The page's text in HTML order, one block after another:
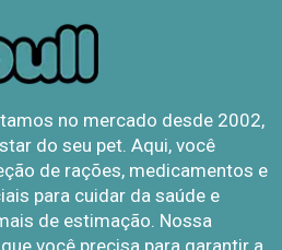
no mercado desde 2002,
do seu pet. Aqui, você
de rações, medicamentos e
para cuidar da saúde e
de estimação. Nossa